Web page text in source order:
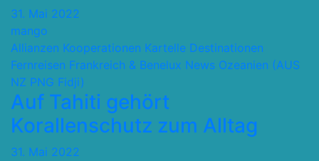
31. Mai 2022
mango
Allianzen Kooperationen Kartelle Destinationen
Fernreisen Frankreich & Benelux News Ozeanien (AUS
NZ PNG Fidji)
Auf Tahiti gehört
Korallenschutz zum Alltag
31. Mai 2022